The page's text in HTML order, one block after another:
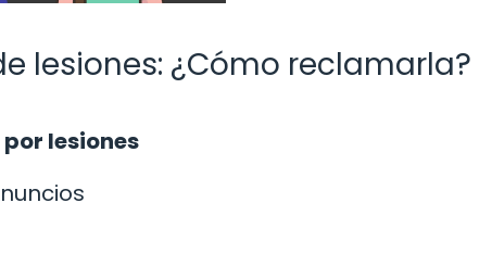
lesiones: ¿Cómo reclamarla?
lesiones